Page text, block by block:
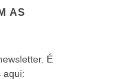
AS
É
aqui: